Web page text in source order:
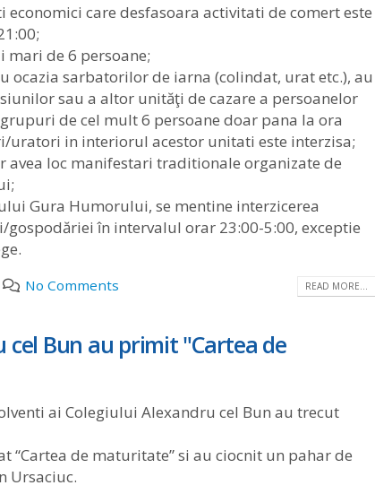
care desfasoara activitati de comert este
mari de 6 persoane;
ocazia sarbatorilor de iarna (colindat, urat etc.), au
sau a altor unităţi de cazare a persoanelor
de cel mult 6 persoane doar pana la ora
in interiorul acestor unitati este interzisa;
loc manifestari traditionale organizate de
Gura Humorului, se mentine interzicerea
în intervalul orar 23:00-5:00, exceptie
No Comments READ MORE...
Bun au primit "Cartea de
ai Colegiului Alexandru cel Bun au trecut
de maturitate” si au ciocnit un pahar de
Ursaciuc.